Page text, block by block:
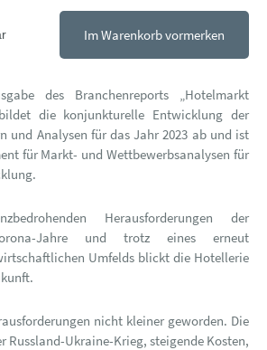
Im Warenkorb vormerken
des Branchenreports „Hotelmarkt
die konjunkturelle Entwicklung der
und Analysen für das Jahr 2023 ab und ist
für Markt- und Wettbewerbsanalysen für
Herausforderungen der
Jahre und trotz eines erneut
Umfelds blickt die Hotellerie
nicht kleiner geworden. Die
Russland-Ukraine-Krieg, steigende Kosten,